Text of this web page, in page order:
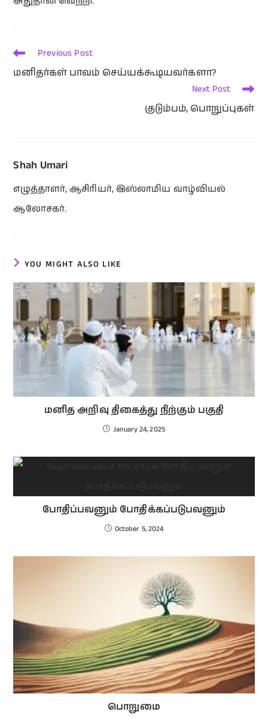
Previous Post
மனிதர்கள் பாவம் செய்யக்கூடியவர்களா?
Next Post
குடும்பம், பொறுப்புகள்
Shah Umari
எழுத்தாளர், ஆசிரியர், இஸ்லாமிய வாழ்வியல்
ஆலோசகர்.
YOU MIGHT ALSO LIKE
மனித அறிவு திகைத்து நிற்கும் பகுதி
January 24, 2025
போதிப்பவனும் போதிக்கப்படுபவனும்
October 5, 2024
பொறுமை